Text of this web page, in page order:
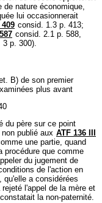
de nature économique,
lui occasionnerait
consid. 1.3 p. 413;
consid. 2.1 p. 588,
3 p. 300).
B) de son premier
plus avant
du père sur ce point
publié aux ATF 136 III
une partie, quand
procédure que comme
du jugement de
de l'action en
qu'elle a considérées
l'appel de la mère et
la non-paternité.